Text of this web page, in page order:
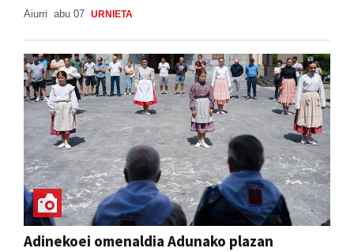
Aiurri abu 07 URNIETA
Adinekoei omenaldia Adunako plazan